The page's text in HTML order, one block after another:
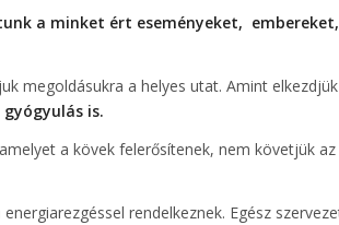
a minket ért eseményeket,
megoldásukra a helyes utat. Amint
is.
a kövek felerősítenek, nem követjük
rendelkeznek. Egész